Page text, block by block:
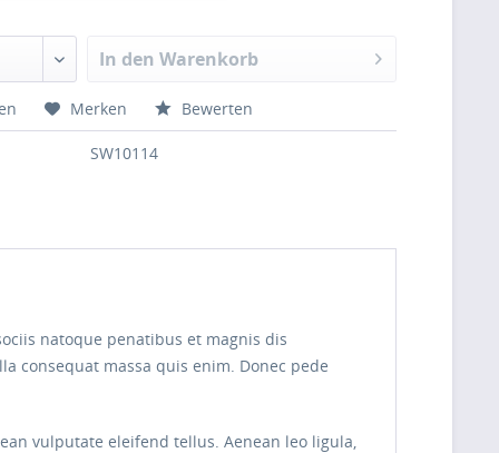
In den Warenkorb
Merken Bewerten
SW10114
natoque penatibus et magnis dis
consequat massa quis enim. Donec pede
vulputate eleifend tellus. Aenean leo ligula,